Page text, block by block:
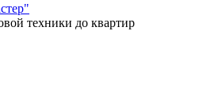
техники до квартир